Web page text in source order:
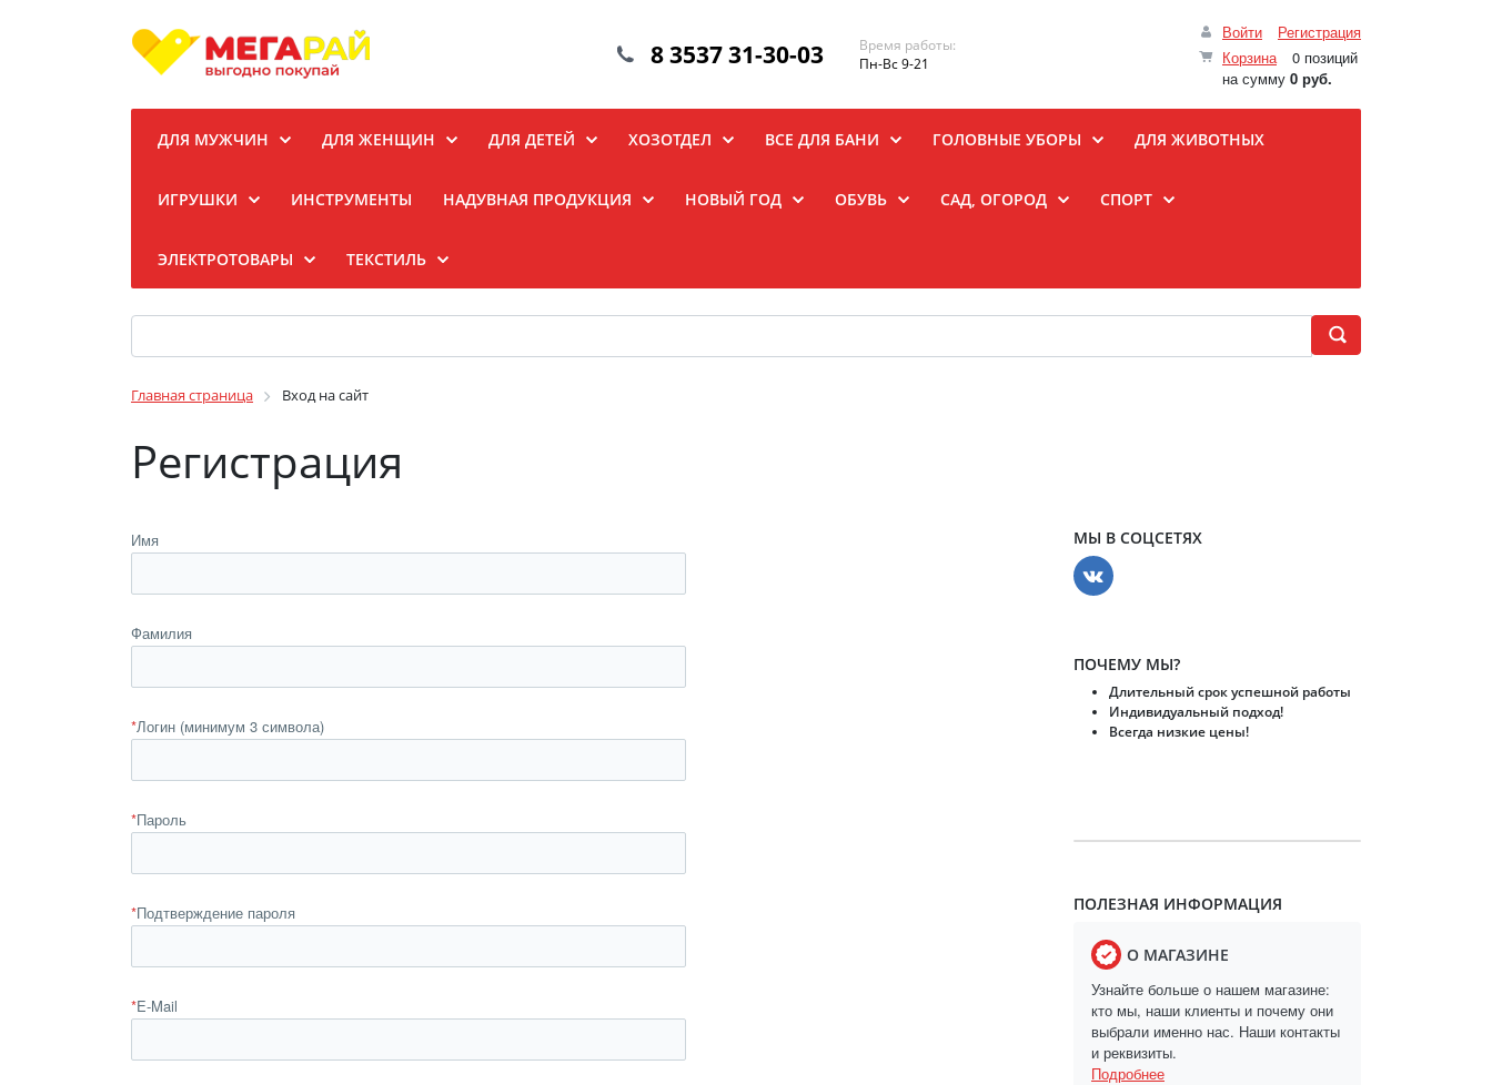
Войти
Регистрация
Корзина
0 позиций
на сумму 0 руб.
8 3537 31-30-03
Время работы:
Пн-Вс 9-21
ДЛЯ МУЖЧИН ДЛЯ ЖЕНЩИН ДЛЯ ДЕТЕЙ ХОЗОТДЕЛ ВСЕ ДЛЯ БАНИ ГОЛОВНЫЕ УБОРЫ ДЛЯ ЖИВОТНЫХ
ИГРУШКИ ИНСТРУМЕНТЫ НАДУВНАЯ ПРОДУКЦИЯ НОВЫЙ ГОД ОБУВЬ САД, ОГОРОД СПОРТ
ЭЛЕКТРОТОВАРЫ ТЕКСТИЛЬ
Главная страница Вход на сайт
Регистрация
Имя
Фамилия
*Логин (минимум 3 символа)
*Пароль
*Подтверждение пароля
*E-Mail
МЫ В СОЦСЕТЯХ
ПОЧЕМУ МЫ?
Длительный срок успешной работы
Индивидуальный подход!
Всегда низкие цены!
ПОЛЕЗНАЯ ИНФОРМАЦИЯ
О МАГАЗИНЕ
Узнайте больше о нашем магазине:
кто мы, наши клиенты и почему они
выбрали именно нас. Наши контакты
и реквизиты.
Подробнее